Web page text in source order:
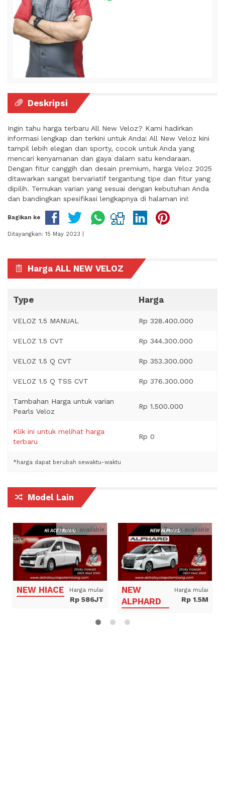
Deskripsi
Ingin tahu harga terbaru All New Veloz? Kami hadirkan
informasi lengkap dan terkini untuk Anda! All New Veloz kini
tampil lebih elegan dan sporty, cocok untuk Anda yang
mencari kenyamanan dan gaya dalam satu kendaraan.
Dengan fitur canggih dan desain premium, harga Veloz 2025
ditawarkan sangat bervariatif tergantung tipe dan fitur yang
dipilih. Temukan varian yang sesuai dengan kebutuhan Anda
dan bandingkan spesifikasi lengkapnya di halaman ini!
Bagikan ke
Ditayangkan: 15 May 2023 |
Harga ALL NEW VELOZ
Type Harga
VELOZ 1.5 MANUAL Rp 328.400.000
VELOZ 1.5 CVT Rp 344.300.000
VELOZ 1.5 Q CVT Rp 353.300.000
VELOZ 1.5 Q TSS CVT Rp 376.300.000
Tambahan Harga untuk varian
Pearls Veloz
Rp 1.500.000
Klik ini untuk melihat harga
terbaru
Rp 0
*harga dapat berubah sewaktu-waktu
Model Lain
NEW HIACE Harga mulai
Rp 586JT
3type available
NEW
ALPHARD
Harga mulai
Rp 1.5M
7type available